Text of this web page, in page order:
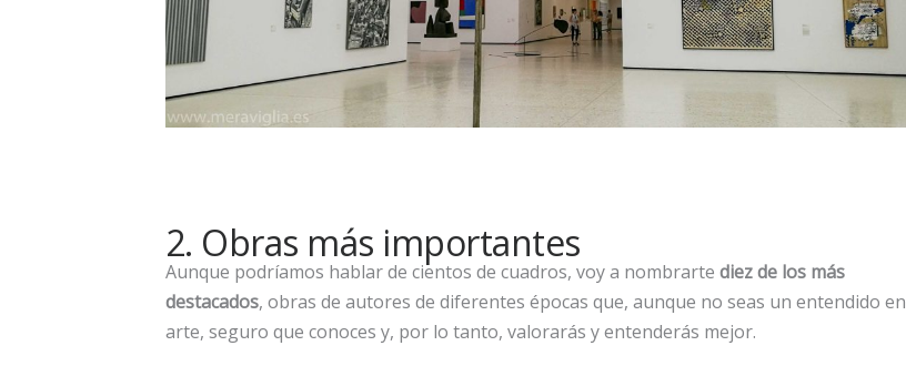
2. Obras más importantes
Aunque podríamos hablar de cientos de cuadros, voy a nombrarte diez de los más
destacados, obras de autores de diferentes épocas que, aunque no seas un entendido en
arte, seguro que conoces y, por lo tanto, valorarás y entenderás mejor.